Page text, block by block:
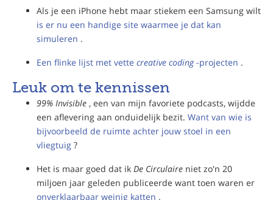
Als je een iPhone hebt maar stiekem een Samsung wilt
is er nu een handige site waarmee je dat kan
simuleren .
Een flinke lijst met vette creative coding-projecten .
Leuk om te kennissen
99% Invisible , een van mijn favoriete podcasts, wijdde
een aflevering aan onduidelijk bezit. Want van wie is
bijvoorbeeld de ruimte achter jouw stoel in een
vliegtuig ?
Het is maar goed dat ik De Circulaire niet zo'n 20
miljoen jaar geleden publiceerde want toen waren er
onverklaarbaar weinig katten .